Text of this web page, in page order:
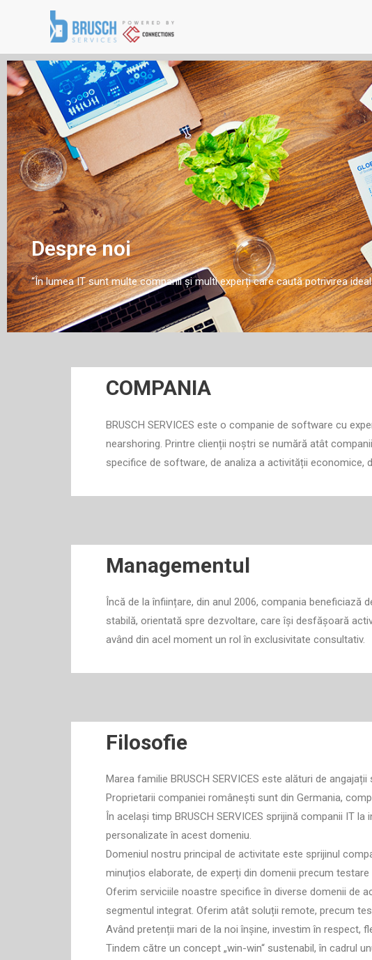
Despre noi
“În lumea IT sunt multe companii și multi experți care caută potrivirea
COMPANIA
BRUSCH SERVICES este o companie de software cu
nearshoring. Printre clienții noștri se numără atât
specifice de software, de analiza a activității economice,
Managementul
Încă de la înființare, din anul 2006, compania beneficiază
stabilă, orientată spre dezvoltare, care își desfășoară
având din acel moment un rol în exclusivitate consultativ.
Filosofie
Marea familie BRUSCH SERVICES este alături de
Proprietarii companiei românești sunt din Germania,
În același timp BRUSCH SERVICES sprijină companii IT
personalizate în acest domeniu.
Domeniul nostru principal de activitate este sprijinul
minuțios elaborate, de experți din domenii precum
Oferim serviciile noastre specifice în diverse domenii de
segmentul integrat. Oferim atât soluții remote, precum
Având pretenții mari de la noi înșine, investim în respect,
Tindem către un concept „win-win“ sustenabil, în cadrul